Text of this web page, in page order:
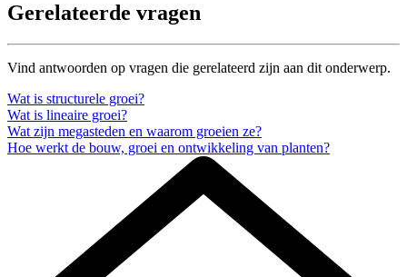
Gerelateerde vragen
Vind antwoorden op vragen die gerelateerd zijn aan dit onderwerp.
Wat is structurele groei?
Wat is lineaire groei?
Wat zijn megasteden en waarom groeien ze?
Hoe werkt de bouw, groei en ontwikkeling van planten?